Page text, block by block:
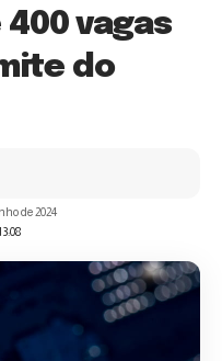
vagas
do
de 2024